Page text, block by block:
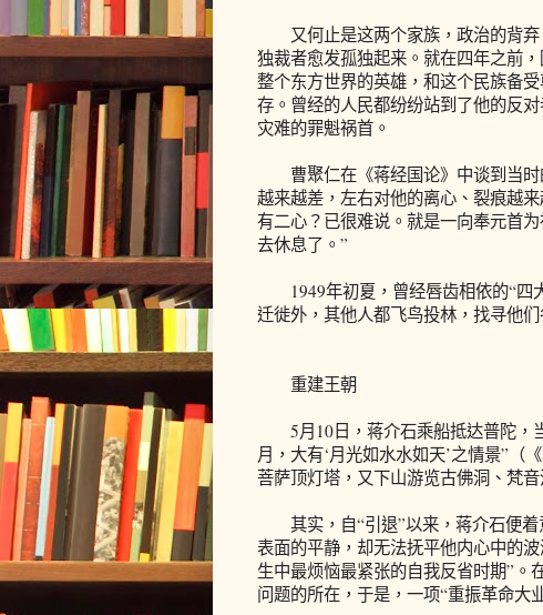
又何止是这两个家族，政治的背弃
独裁者愈发孤独起来。就在四年之前
整个东方世界的英雄，和这个民族备
存。曾经的人民都纷纷站到了他的反
灾难的罪魁祸首。
曹聚仁在《蒋经国论》中谈到当时
越来越差，左右对他的离心、裂痕越
有二心？已很难说。就是一向奉元首
去休息了。”
1949年初夏，曾经唇齿相依的“四
迁徙外，其他人都飞鸟投林，找寻他们
重建王朝
5月10日，蒋介石乘船抵达普陀，
月，大有‘月光如水水如天’之情景”（
菩萨顶灯塔，又下山游览古佛洞、梵音
其实，自“引退”以来，蒋介石便着
表面的平静，却无法抚平他内心中的
生中最烦恼最紧张的自我反省时期”。
问题的所在，于是，一项“重振革命大